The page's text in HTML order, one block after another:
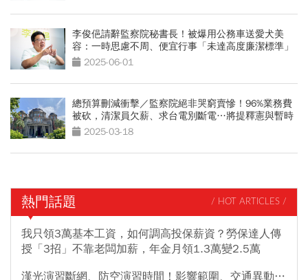
李俊俋請辭監察院秘書長！被爆用公務車送愛犬美
容：一時思慮不周、便宜行事「未達高度廉潔標準」
2025-06-01
總預算刪減衝擊／監察院絕非哭窮賣慘！96%業務費
被砍，清潔員欠薪、求台電別斷電…將提釋憲與暫時
處分2025-03-18
熱門話題 / HOT ARTICLES /
我只領3萬基本工資，如何調高投保薪資？勞保達人傳
授「3招」不靠老闆加薪，年金月領1.3萬變2.5萬
漢光演習斷網、防空演習時間！影響範圍、交通異動…